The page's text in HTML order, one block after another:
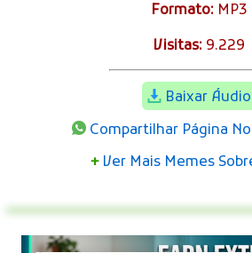
Formato:MP3
Visitas:9.229
Baixar Áudio
Compartilhar Página
+ Ver Mais Memes